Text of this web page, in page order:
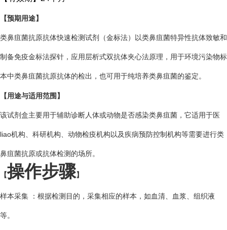
【预期用途】
类鼻疽菌抗原抗体快速检测试剂（金标法）以类鼻疽菌特异性抗体致敏和
制备免疫金标法探针，应用层析式双抗体夹心法原理，用于环境污染物标
本中类鼻疽菌抗原抗体的检出，也可用于纯培养类鼻疽菌的鉴定。
【用途与适用范围】
该试剂盒主要用于辅助诊断人体或动物是否感染类鼻疽菌，它适用于医
liao机构、科研机构、动物检疫机构以及疾病预防控制机构等需要进行类
鼻疽菌抗原或抗体检测的场所。
【操作步骤】
样本采集 ：根据检测目的，采集相应的样本，如血清、血浆、组织液
等。